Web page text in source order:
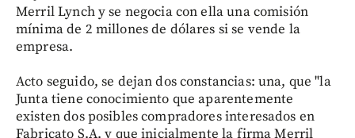
Merril Lynch y se negocia con ella una comisión
mínima de 2 millones de dólares si se vende la
empresa.
Acto seguido, se dejan dos constancias: una, que "la
Junta tiene conocimiento que aparentemente
existen dos posibles compradores interesados en
Fabricato S.A. y que inicialmente la firma Merril